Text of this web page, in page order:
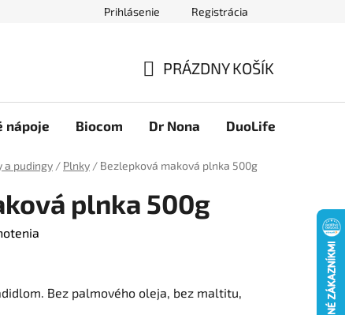
Ako nakupovať Obchodné podmienky
Prihlásenie Registrácia
KOŠÍK
PRÁZDNY KOŠÍK
nápoje Biocom Dr Nona DuoLife
a pudingy / Plnky / Bezlepková maková plnka 500g
plnka 500g
Bez palmového oleja, bez maltitu,